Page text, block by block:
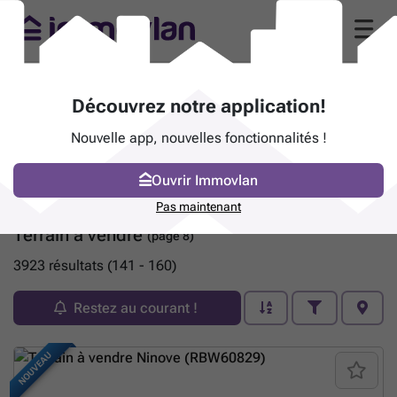
Terrain à vendre(page 8)
3923 résultats (141 - 160)
Restez au courant !
NOUVEAU
Découvrez notre application!
Nouvelle app, nouvelles fonctionnalités !
Ouvrir Immovlan
Pas maintenant